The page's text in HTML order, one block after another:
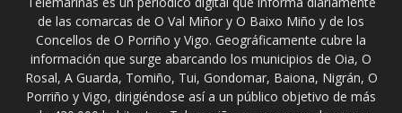
de las comarcas de O Val Miñor y O Baixo Miño y de los
Concellos de O Porriño y Vigo. Geográficamente cubre la
información que surge abarcando los municipios de Oia, O
Rosal, A Guarda, Tomiño, Tui, Gondomar, Baiona, Nigrán, O
Porriño y Vigo, dirigiéndose así a un público objetivo de más